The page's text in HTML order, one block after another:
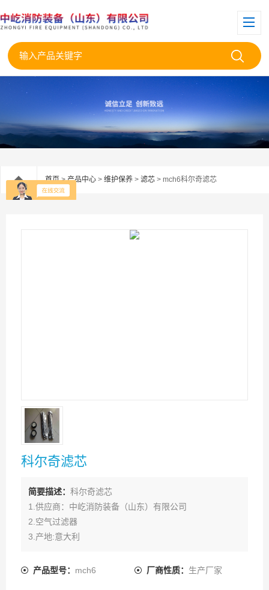
首页>产品中心 > 维护保养 > 滤芯 > mch6科尔奇滤芯
科尔奇滤芯
简要描述： 科尔奇滤芯
1.供应商：中屹消防装备（山东）有限公司
2.空气过滤器
3.产地:意大利
产品型号： mch6 厂商性质： 生产厂家